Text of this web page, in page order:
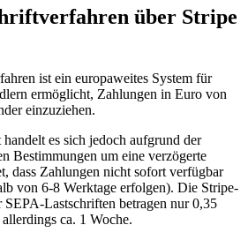
über Stripe
ist ein europaweites System für
ermöglicht, Zahlungen in Euro von
einzuziehen.
es sich jedoch aufgrund der
Bestimmungen um eine verzögerte
dass Zahlungen nicht sofort verfügbar
von 6-8 Werktage erfolgen). Die Stripe-
SEPA-Lastschriften betragen nur 0,35
ca. 1 Woche.